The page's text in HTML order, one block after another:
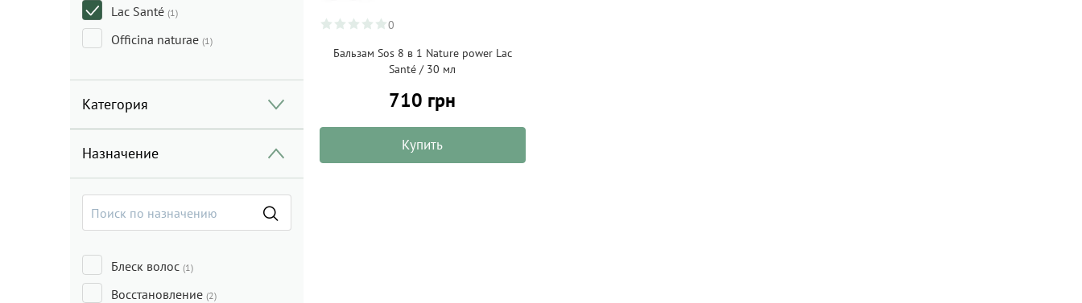
Lac Santé (1)
Officina naturae (1)
Категория
Назначение
Блеск волос (1)
Восстановление (2)
0
Бальзам Sos 8 в 1 Nature power Lac
Santé / 30 мл
710 грн
Купить